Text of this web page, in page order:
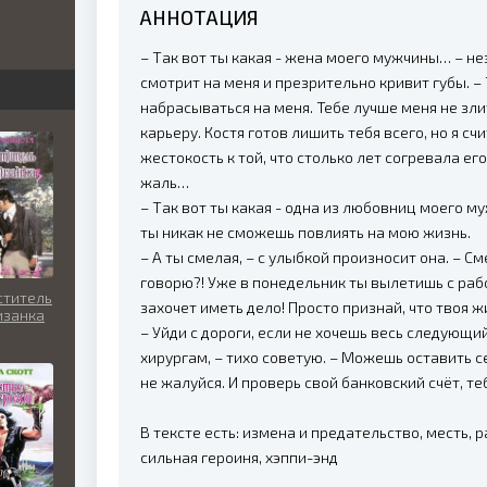
АННОТАЦИЯ
– Так вот ты какая - жена моего мужчины… –
смотрит на меня и презрительно кривит губы.
набрасываться на меня. Тебе лучше меня не
карьеру. Костя готов лишить тебя всего, но я
жестокость к той, что столько лет согревала
жаль…
– Так вот ты какая - одна из любовниц моего
ты никак не сможешь повлиять на мою жизнь.
– А ты смелая, – с улыбкой произносит она. –
говорю?! Уже в понедельник ты вылетишь с
захочет иметь дело! Просто признай, что твоя
– Уйди с дороги, если не хочешь весь
хирургам, – тихо советую. – Можешь оставить
не жалуйся. И проверь свой банковский счёт,
В тексте есть: измена и предательство, месть,
сильная героиня, хэппи-энд